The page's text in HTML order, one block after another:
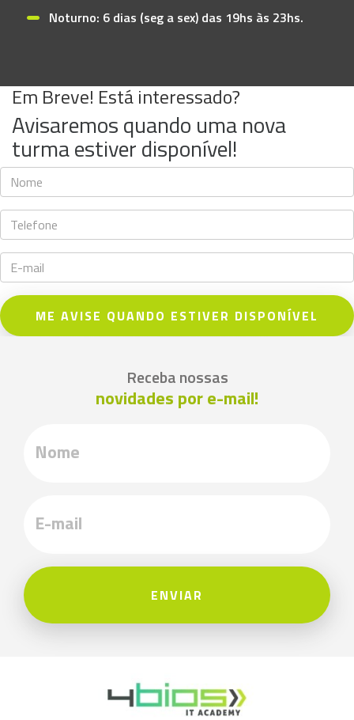
Noturno: 6 dias (seg a sex) das 19hs às 23hs.
Em Breve! Está interessado?
Avisaremos quando uma nova
turma estiver disponível!
ME AVISE QUANDO ESTIVER DISPONÍVEL
Receba nossas
novidades por e-mail!
ENVIAR